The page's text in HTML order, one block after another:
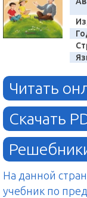
Читать
Скачать
На данной
учебник по